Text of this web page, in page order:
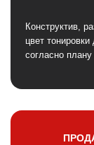
Конструктив,
цвет
согласно